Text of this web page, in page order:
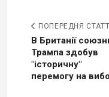
ПОПЕРЕДНЯ
В Британії
Трампа здобув
"історичну"
перемогу на